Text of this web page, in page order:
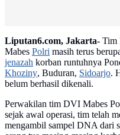
Liputan6.com, Jakarta- Tim
Mabes Polri masih terus
jenazah korban runtuhnya
Khoziny, Buduran, Sidoarjo.
belum berhasil dikenali.
Perwakilan tim DVI Mabes
sejak awal operasi, tim telah
mengambil sampel DNA dari